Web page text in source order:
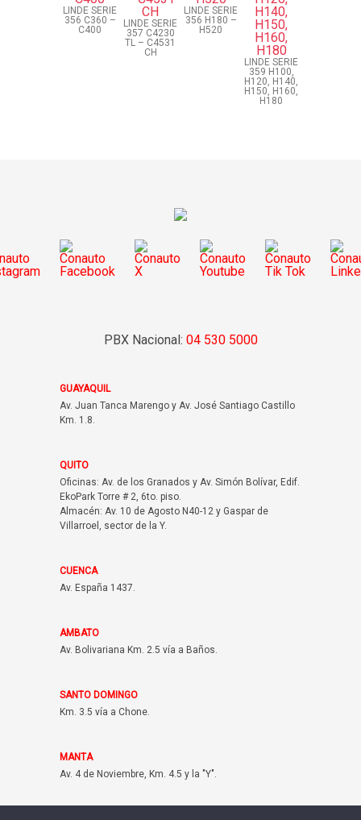
LINDE SERIE
356 C360 –
C400
LINDE SERIE
357 C4230
TL – C4531
CH
LINDE SERIE
356 H180 –
H520
LINDE SERIE
359 H100,
H120, H140,
H150, H160,
H180
PBX Nacional: 04 530 5000
GUAYAQUIL
Av. Juan Tanca Marengo y Av. José Santiago Castillo
Km. 1.8.
QUITO
Oficinas: Av. de los Granados y Av. Simón Bolívar, Edif.
EkoPark Torre # 2, 6to. piso.
Almacén: Av. 10 de Agosto N40-12 y Gaspar de
Villarroel, sector de la Y.
CUENCA
Av. España 1437.
AMBATO
Av. Bolivariana Km. 2.5 vía a Baños.
SANTO DOMINGO
Km. 3.5 vía a Chone.
MANTA
Av. 4 de Noviembre, Km. 4.5 y la "Y".